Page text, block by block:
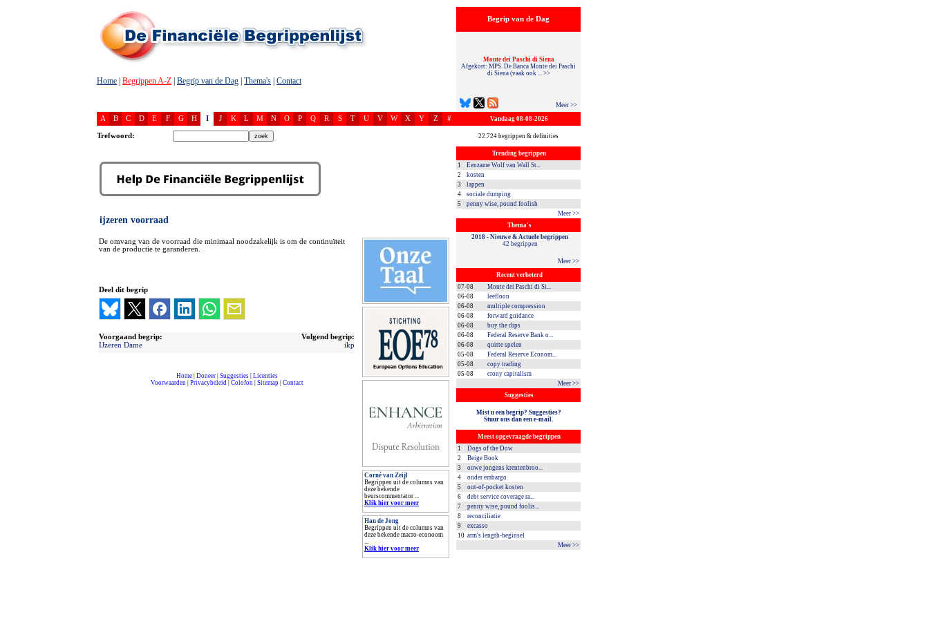
Home Begrippen A-Z Begrip van de Dag Thema's Contact
A B C D E F G H I J K L M N O P Q R S T U V W X Y Z #
Trefwoord:
Begrip van de Dag
Meer >>
Monte dei Paschi di Siena
Afgekort: MPS. De Banca Monte dei Paschi
di Siena (vaak ook ... >>
Vandaag 08-08-2026
22.724 begrippen & definities
Trending begrippen
1
Eenzame Wolf van Wall St...
2
kosten
3
lappen
4
sociale dumping
5
penny wise, pound foolish
Meer >>
Thema's
2018 - Nieuwe & Actuele begrippen
42 begrippen
Meer >>
Recent verbeterd
07-08
Monte dei Paschi di Si...
06-08
leefloon
06-08
multiple compression
06-08
forward guidance
06-08
buy the dips
06-08
Federal Reserve Bank o...
06-08
quitte spelen
05-08
Federal Reserve Econom...
05-08
copy trading
05-08
crony capitalism
Meer >>
Suggesties
Mist u een begrip? Suggesties?
Stuur ons dan een e-mail.
Meest opgevraagde begrippen
1
Dogs of the Dow
2
Beige Book
3
ouwe jongens krentenbroo...
4
onder embargo
5
out-of-pocket kosten
6
debt service coverage ra...
7
penny wise, pound foolis...
8
reconciliatie
9
excasso
10 arm's length-beginsel
Meer >>
ijzeren voorraad
De omvang van de voorraad die minimaal noodzakelijk is om de continuïteit
van de productie te garanderen.
Deel dit begrip
Voorgaand begrip:
IJzeren Dame
Volgend begrip:
ikp
Home| Doneer| Suggesties| Licenties
Voorwaarden| Privacybeleid| Colofon| Sitemap| Contact
Corné van Zeijl
Begrippen uit de columns van
deze bekende
beurscommentator ...
Klik hier voor meer
Han de Jong
Begrippen uit de columns van
deze bekende macro-econoom
...
Klik hier voor meer